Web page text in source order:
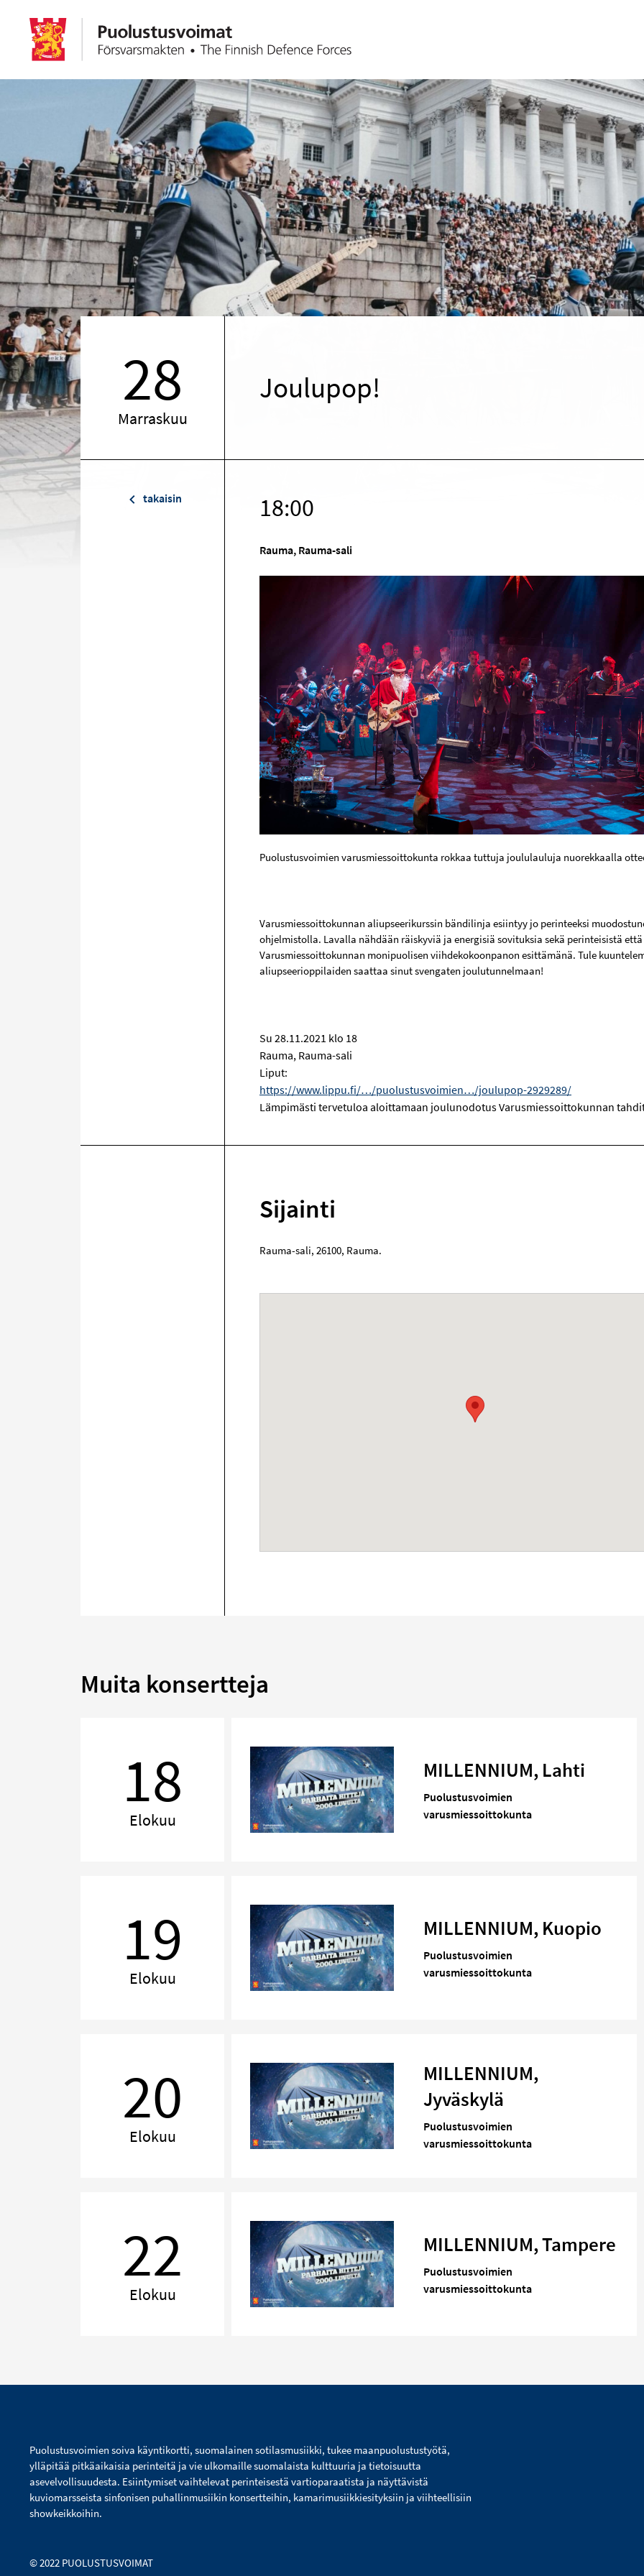
28
Marraskuu
Joulupop!
takaisin 18:00
Rauma, Rauma-sali
Puolustusvoimien varusmiessoittokunta rokkaa tuttuja joululauluja nuorekkaalla
Varusmiessoittokunnan aliupseerikurssin bändilinja esiintyy jo perinteeksi
ohjelmistolla. Lavalla nähdään räiskyviä ja energisiä sovituksia sekä perinteisistä
Varusmiessoittokunnan monipuolisen viihdekokoonpanon esittämänä. Tule
aliupseerioppilaiden saattaa sinut svengaten joulutunnelmaan!
Su 28.11.2021 klo 18
Rauma, Rauma-sali
Liput:
https://www.lippu.fi/…/puolustusvoimien…/joulupop-2929289/
Lämpimästi tervetuloa aloittamaan joulunodotus Varusmiessoittokunnan
Sijainti
Rauma-sali, 26100, Rauma.
Muita konsertteja
18
Elokuu
MILLENNIUM, Lahti
Puolustusvoimien
varusmiessoittokunta
19
Elokuu
MILLENNIUM, Kuopio
Puolustusvoimien
varusmiessoittokunta
20
Elokuu
MILLENNIUM,
Jyväskylä
Puolustusvoimien
varusmiessoittokunta
22
Elokuu
MILLENNIUM, Tampere
Puolustusvoimien
varusmiessoittokunta
Puolustusvoimien soiva käyntikortti, suomalainen sotilasmusiikki, tukee maanpuolustustyötä,
ylläpitää pitkäaikaisia perinteitä ja vie ulkomaille suomalaista kulttuuria ja tietoisuutta
asevelvollisuudesta. Esiintymiset vaihtelevat perinteisestä vartioparaatista ja näyttävistä
kuviomarsseista sinfonisen puhallinmusiikin konsertteihin, kamarimusiikkiesityksiin ja viihteellisiin
showkeikkoihin.
© 2022 PUOLUSTUSVOIMAT